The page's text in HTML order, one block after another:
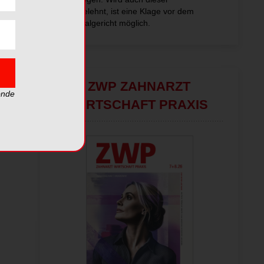
abgelehnt, ist eine Klage vor dem
Sozialgericht möglich.
ZWP ZAHNARZT
WIRTSCHAFT PRAXIS